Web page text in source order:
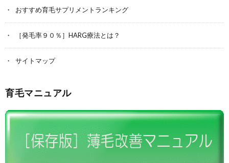
おすすめ育毛サプリメントランキング
［発毛率９０％］HARG療法とは？
サイトマップ
育毛マニュアル